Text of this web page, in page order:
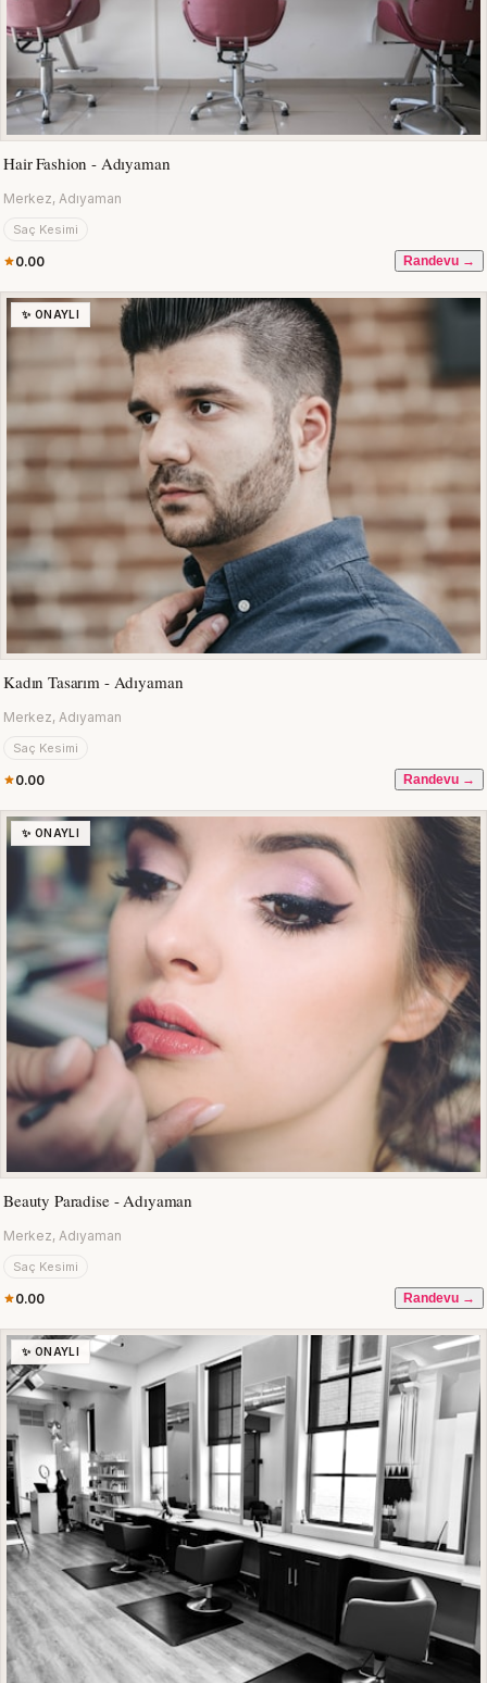
Hair Fashion - Adıyaman
Merkez, Adıyaman
Saç Kesimi
0.00 Randevu →
✨ ONAYLI
Kadın Tasarım - Adıyaman
Merkez, Adıyaman
Saç Kesimi
0.00 Randevu →
✨ ONAYLI
Beauty Paradise - Adıyaman
Merkez, Adıyaman
Saç Kesimi
0.00 Randevu →
✨ ONAYLI